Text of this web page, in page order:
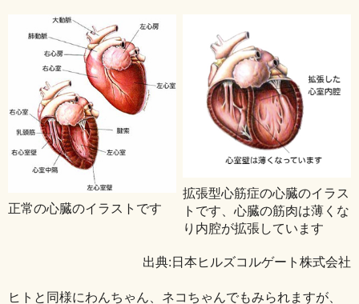
正常の心臓のイラストです
拡張型心筋症の心臓のイラス
トです、心臓の筋肉は薄くな
り内腔が拡張しています
出典:日本ヒルズコルゲート株式会社
ヒトと同様にわんちゃん、ネコちゃんでもみられますが、